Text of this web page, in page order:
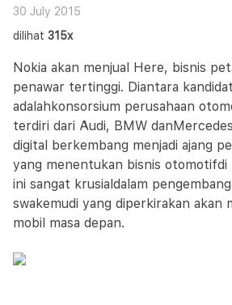
30 July 2015
dilihat 315x
Nokia akan menjual Here, bisnis
penawar tertinggi. Diantara
adalahkonsorsium perusahaan
terdiri dari Audi, BMW
digital berkembang menjadi ajang
yang menentukan bisnis otomotifdi
ini sangat krusialdalam
swakemudi yang diperkirakan akan
mobil masa depan.